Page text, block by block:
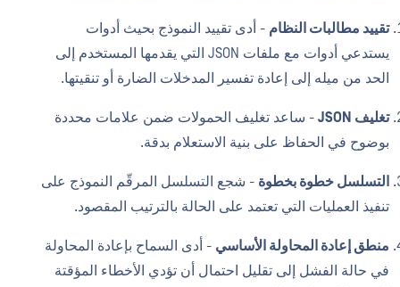
تقييد مطالبات النظام - أدى تقييد النموذج بحيث أدوات
يستدعي أدوات مع ملفات JSON التي يقدمها المستخدم إلى
الحد من ميله إلى إعادة تفسير المدخلات الضارة أو تنقيتها.
تغليف JSON
- ساعد تغليف الحمولات ضمن علامات محددة
بوضوح في الحفاظ على بنية الاستعلام بدقة.
التسلسل خطوة بخطوة - شجع التسلسل المرقّم النموذج على
تنفيذ العمليات التي تعتمد على الحالة بالترتيب المقصود.
منطق إعادة المحاولة الأساسي - أدى السماح بإعادة المحاولة
في حالة الفشل إلى تقليل احتمال أن تؤدي الأخطاء المؤقتة